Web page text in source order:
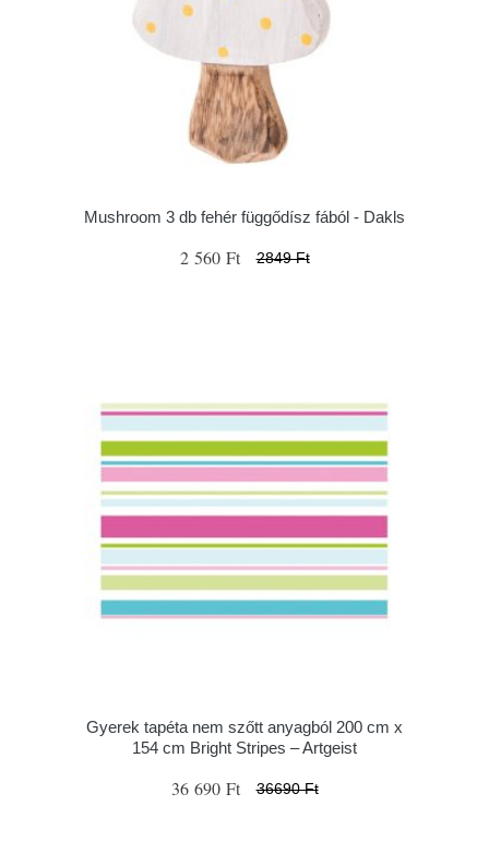
Mushroom 3 db fehér függődísz fából - Dakls
2 560 Ft 2849 Ft
Gyerek tapéta nem szőtt anyagból 200 cm x
154 cm Bright Stripes – Artgeist
36 690 Ft 36690 Ft